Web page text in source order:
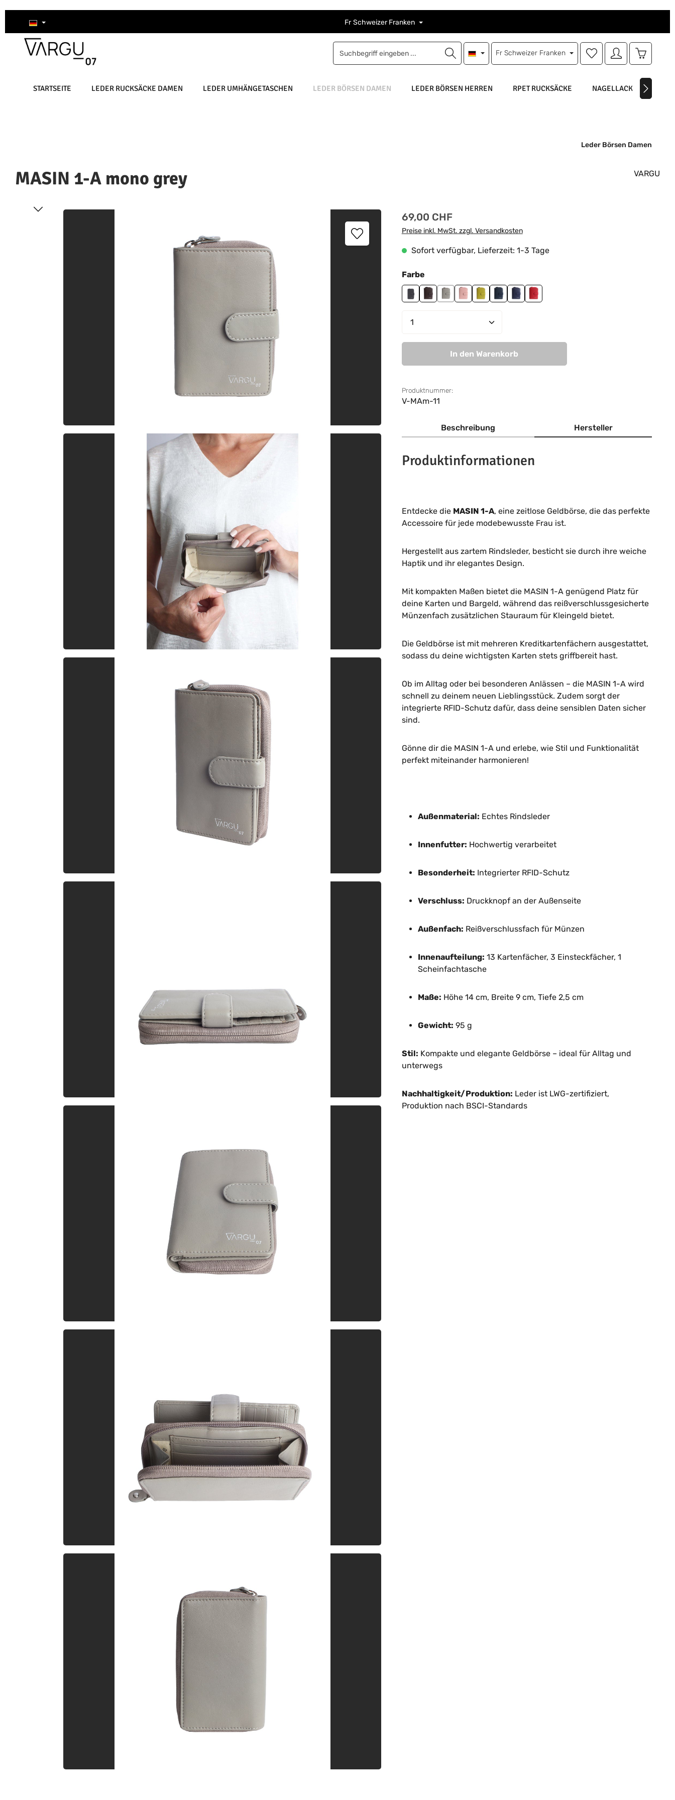
Hauptinhalt springen
Zur Suche springen
Zur Hauptnavigation springen Fr Schweizer Franken
Fr Schweizer Franken
Du hast 0 Produkte auf
STARTSEITE LEDER RUCKSÄCKE DAMEN LEDER UMHÄNGETASCHEN LEDER BÖRSEN DAMEN LEDER BÖRSEN HERREN RPET RUCKSÄCKE NAGELLACK
Leder Börsen Damen
MASIN 1-A mono grey VARGU
Bildergalerie überspringen Regulärer Preis:
69,00 CHF
Preise inkl. MwSt. zzgl. Versandkosten
Sofort verfügbar, Lieferzeit: 1-3 Tage
Farbeauswählen
blackbrowngrey light pinklime green
navypurplered
Produkt Anzahl: Gib den gewünschten Wert
In den Warenkorb
Produktnummer:
V-MAm-11
Beschreibung Hersteller
Produktinformationen
Entdecke die MASIN 1-A, eine zeitlose Geldbörse, die das perfekte
Accessoire für jede modebewusste Frau ist.
Hergestellt aus zartem Rindsleder, besticht sie durch ihre weiche
Haptik und ihr elegantes Design.
Mit kompakten Maßen bietet die MASIN 1-A genügend Platz für
deine Karten und Bargeld, während das reißverschlussgesicherte
Münzenfach zusätzlichen Stauraum für Kleingeld bietet.
Die Geldbörse ist mit mehreren Kreditkartenfächern ausgestattet,
sodass du deine wichtigsten Karten stets griffbereit hast.
Ob im Alltag oder bei besonderen Anlässen – die MASIN 1-A wird
schnell zu deinem neuen Lieblingsstück. Zudem sorgt der
integrierte RFID-Schutz dafür, dass deine sensiblen Daten sicher
sind.
Gönne dir die MASIN 1-A und erlebe, wie Stil und Funktionalität
perfekt miteinander harmonieren!
Außenmaterial: Echtes Rindsleder
Innenfutter: Hochwertig verarbeitet
Besonderheit: Integrierter RFID-Schutz
Verschluss: Druckknopf an der Außenseite
Außenfach: Reißverschlussfach für Münzen
Innenaufteilung: 13 Kartenfächer, 3 Einsteckfächer, 1
Scheinfachtasche
Maße: Höhe 14 cm, Breite 9 cm, Tiefe 2,5 cm
Gewicht: 95 g
Stil: Kompakte und elegante Geldbörse – ideal für Alltag und
unterwegs
Nachhaltigkeit/Produktion: Leder ist LWG-zertifiziert,
Produktion nach BSCI-Standards